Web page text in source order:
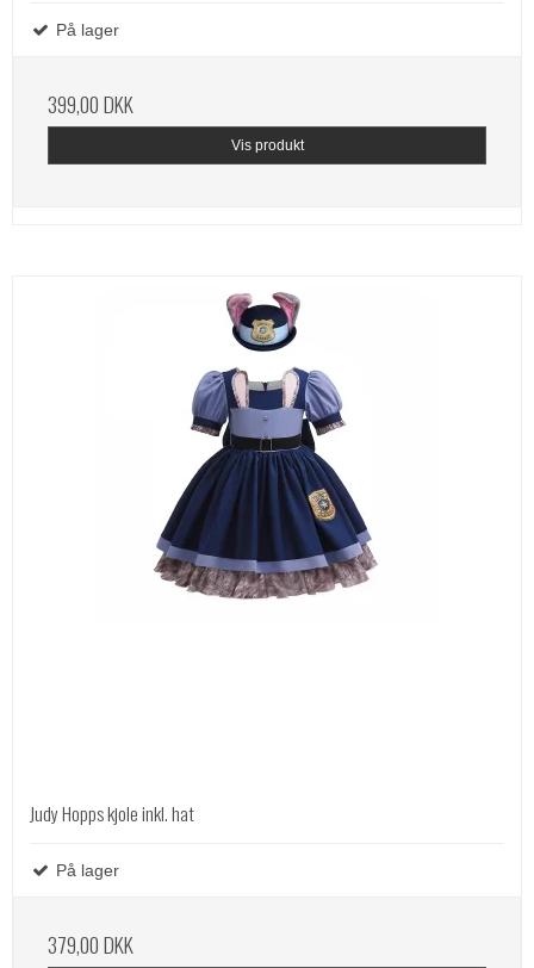
På lager
399,00 DKK
Vis produkt
Judy Hopps kjole inkl. hat
På lager
379,00 DKK